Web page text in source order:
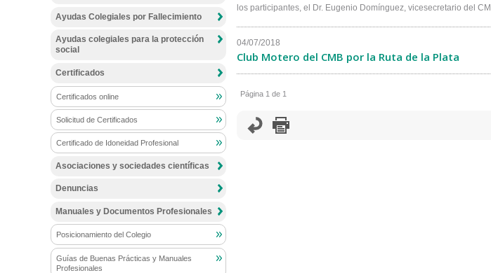
los participantes, el Dr. Eugenio Domínguez, vicesecretario del
04/07/2018
Club Motero del CMB por la Ruta de la Plata
Página 1 de 1
Ayudas Colegiales por Fallecimiento
Ayudas colegiales para la protección
social
Certificados
Certificados online
Solicitud de Certificados
Certificado de Idoneidad Profesional
Asociaciones y sociedades científicas
Denuncias
Manuales y Documentos Profesionales
Posicionamiento del Colegio
Guías de Buenas Prácticas y Manuales
Profesionales